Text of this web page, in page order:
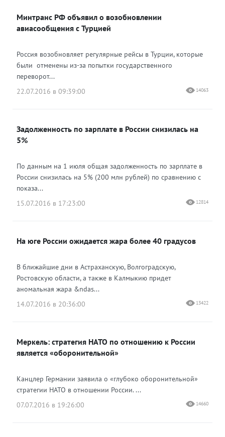
Минтранс РФ объявил о возобновлении
авиасообщения с Турцией
Россия возобновляет регулярные рейсы в Турции, которые
были отменены из-за попытки государственного
переворот...
22.07.2016 в 09:39:00
14063
Задолженность по зарплате в России снизилась на
5%
По данным на 1 июля общая задолженность по зарплате в
России снизилась на 5% (200 млн рублей) по сравнению с
показа...
15.07.2016 в 17:23:00
12814
На юге России ожидается жара более 40 градусов
В ближайшие дни в Астраханскую, Волгоградскую,
Ростовскую области, а также в Калмыкию придет
аномальная жара &ndas...
14.07.2016 в 20:36:00
13422
Меркель: стратегия НАТО по отношению к России
является «оборонительной»
Канцлер Германии заявила о «глубоко оборонительной»
стратегии НАТО в отношении России. ...
07.07.2016 в 19:26:00
14660